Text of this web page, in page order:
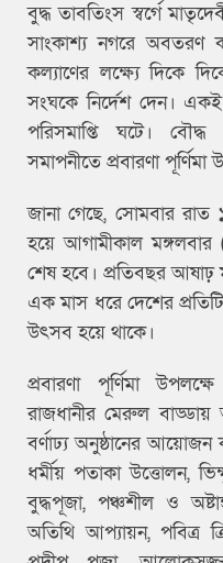
বুদ্ধ তাবতিংস স্বর্গে
সাংকাশ্য নগরে অবতরণ
কল্যাণের লক্ষ্যে দিকে
সংঘকে নির্দেশ দেন। একই
পরিসমাপ্তি ঘটে।
সমাপনীতে প্রবারণা পূর্ণিমা
জানা গেছে, সোমবার রাত
হয়ে আগামীকাল
শেষ হবে। প্রতিবছর আষাঢ়
এক মাস ধরে দেশের
উৎসব হয়ে থাকে।
প্রবারণা পূর্ণিমা
রাজধানীর মেরুল বাড্ডায়
বর্ণাঢ্য অনুষ্ঠানের
ধর্মীয় পতাকা উত্তোলন,
বুদ্ধপূজা, পঞ্চশীল ও
অতিথি আপ্যায়ন, পবিত্র